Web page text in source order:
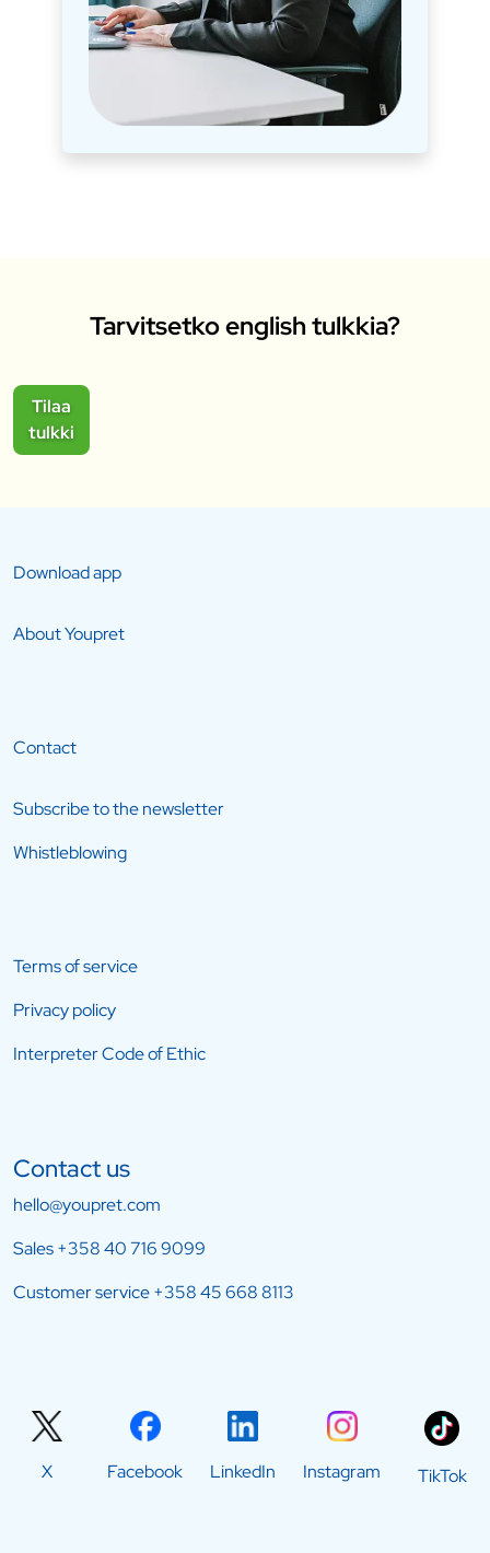
Tarvitsetko english tulkkia?
Tilaa
tulkki
Download app
About Youpret
Contact
Subscribe to the newsletter
Whistleblowing
Terms of service
Privacy policy
Interpreter Code of Ethic
Contact us
hello@youpret.com
Sales+358 40 716 9099
Customer service+358 45 668 8113
X Facebook LinkedIn Instagram TikTok